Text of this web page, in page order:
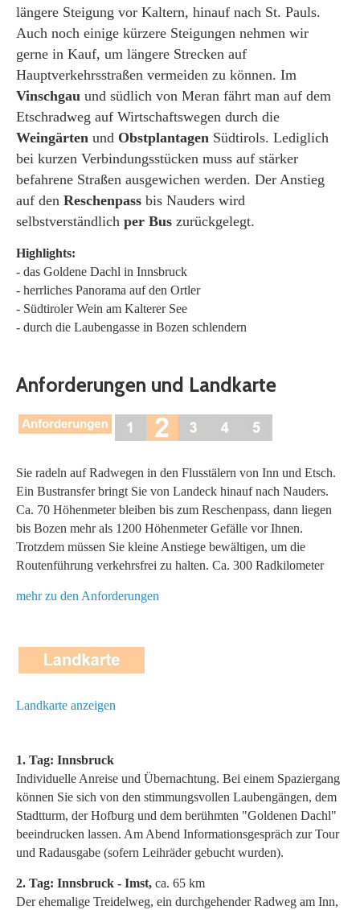
längere Steigung vor Kaltern, hinauf nach St. Pauls.
Auch noch einige kürzere Steigungen nehmen wir
gerne in Kauf, um längere Strecken auf
Hauptverkehrsstraßen vermeiden zu können. Im
Vinschgau und südlich von Meran fährt man auf dem
Etschradweg auf Wirtschaftswegen durch die
Weingärten und Obstplantagen Südtirols. Lediglich
bei kurzen Verbindungsstücken muss auf stärker
befahrene Straßen ausgewichen werden. Der Anstieg
auf den Reschenpass bis Nauders wird
selbstverständlich per Bus zurückgelegt.
Highlights:
- das Goldene Dachl in Innsbruck
- herrliches Panorama auf den Ortler
- Südtiroler Wein am Kalterer See
- durch die Laubengasse in Bozen schlendern
Anforderungen und Landkarte
Sie radeln auf Radwegen in den Flusstälern von Inn und Etsch.
Ein Bustransfer bringt Sie von Landeck hinauf nach Nauders.
Ca. 70 Höhenmeter bleiben bis zum Reschenpass, dann liegen
bis Bozen mehr als 1200 Höhenmeter Gefälle vor Ihnen.
Trotzdem müssen Sie kleine Anstiege bewältigen, um die
Routenführung verkehrsfrei zu halten. Ca. 300 Radkilometer
mehr zu den Anforderungen
Landkarte anzeigen
1. Tag: Innsbruck
Individuelle Anreise und Übernachtung. Bei einem Spaziergang
können Sie sich von den stimmungsvollen Laubengängen, dem
Stadtturm, der Hofburg und dem berühmten "Goldenen Dachl"
beeindrucken lassen. Am Abend Informationsgespräch zur Tour
und Radausgabe (sofern Leihräder gebucht wurden).
2. Tag: Innsbruck - Imst, ca. 65 km
Der ehemalige Treidelweg, ein durchgehender Radweg am Inn,